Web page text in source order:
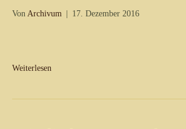
Von Archivum 17. Dezember 2016
Weiterlesen